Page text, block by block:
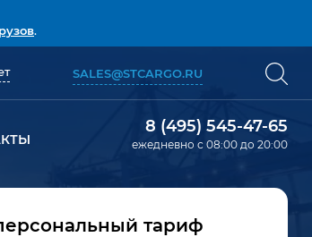
.
SALES@STCARGO.RU
8 (495) 545-47-65
ежедневно с 08:00 до 20:00
тариф